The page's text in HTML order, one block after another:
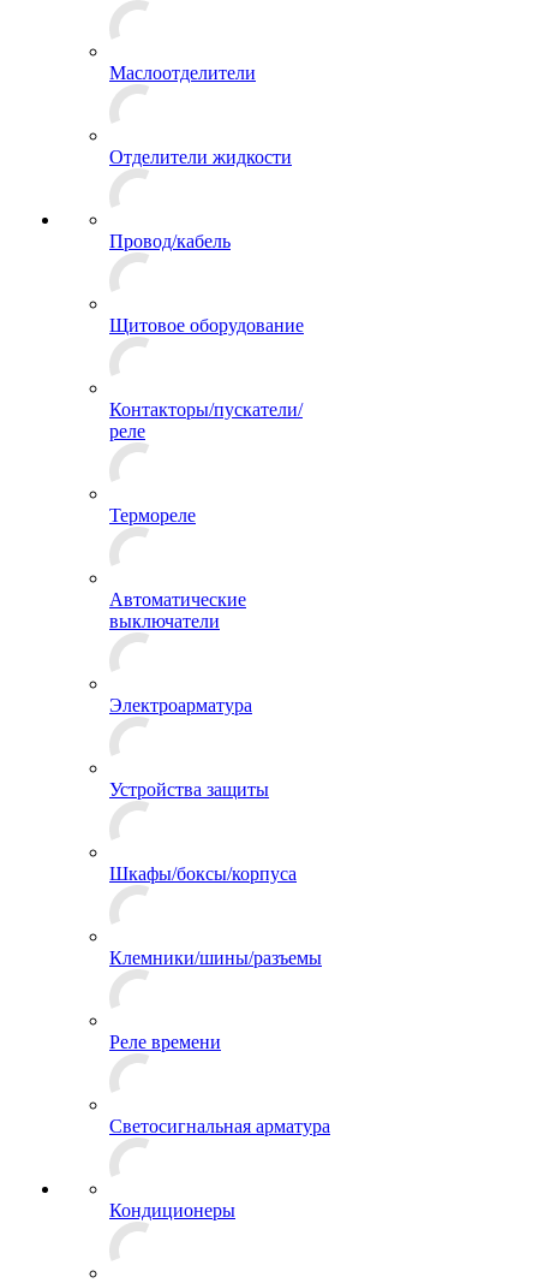
Маслоотделители
Отделители жидкости
Провод/кабель
Щитовое оборудование
Контакторы/пускатели/
реле
Термореле
Автоматические
выключатели
Электроарматура
Устройства защиты
Шкафы/боксы/корпуса
Клемники/шины/разъемы
Реле времени
Светосигнальная арматура
Кондиционеры